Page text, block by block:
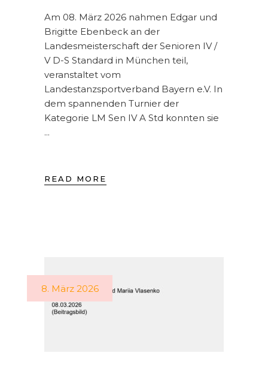
Am 08. März 2026 nahmen Edgar und
Brigitte Ebenbeck an der
Landesmeisterschaft der Senioren IV /
V D-S Standard in München teil,
veranstaltet vom
Landestanzsportverband Bayern e.V. In
dem spannenden Turnier der
Kategorie LM Sen IV A Std konnten sie
READ MORE
8. März 2026